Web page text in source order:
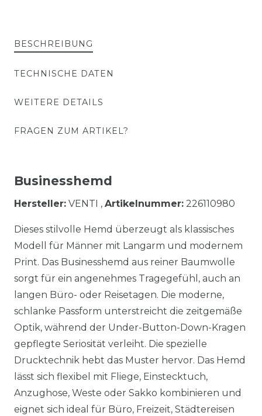
BESCHREIBUNG
TECHNISCHE DATEN
WEITERE DETAILS
FRAGEN ZUM ARTIKEL?
Businesshemd
Hersteller: VENTI , Artikelnummer: 226110980
Dieses stilvolle Hemd überzeugt als klassisches
Modell für Männer mit Langarm und modernem
Print. Das Businesshemd aus reiner Baumwolle
sorgt für ein angenehmes Tragegefühl, auch an
langen Büro- oder Reisetagen. Die moderne,
schlanke Passform unterstreicht die zeitgemäße
Optik, während der Under-Button-Down-Kragen
gepflegte Seriosität verleiht. Die spezielle
Drucktechnik hebt das Muster hervor. Das Hemd
lässt sich flexibel mit Fliege, Einstecktuch,
Anzughose, Weste oder Sakko kombinieren und
eignet sich ideal für Büro, Freizeit, Städtereisen